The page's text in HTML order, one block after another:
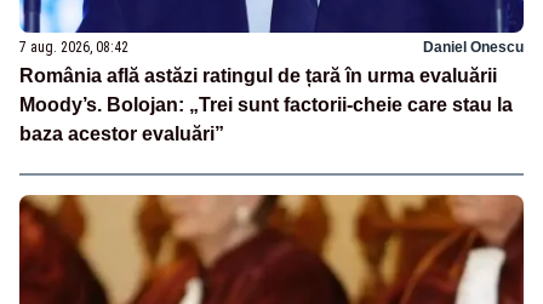
7 aug. 2026, 08:42 Daniel Onescu
România află astăzi ratingul de țară în urma evaluării
Moody’s. Bolojan: „Trei sunt factorii-cheie care stau la
baza acestor evaluări”